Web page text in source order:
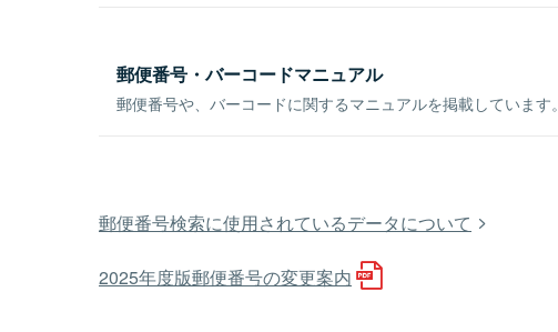
郵便番号・バーコードマニュアル
郵便番号や、バーコードに関するマニュアルを掲載しています。
郵便番号検索に使用されているデータについて
2025年度版郵便番号の変更案内